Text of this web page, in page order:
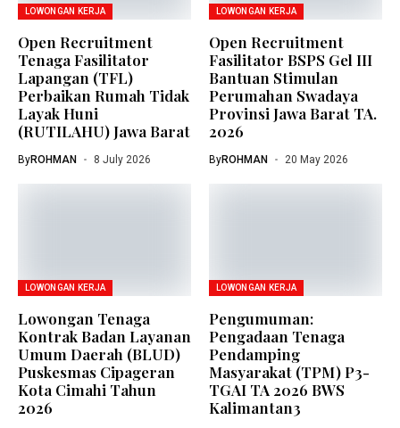
LOWONGAN KERJA
Open Recruitment
Tenaga Fasilitator
Lapangan (TFL)
Perbaikan Rumah Tidak
Layak Huni
(RUTILAHU) Jawa Barat
ByROHMAN 8 July 2026
LOWONGAN KERJA
Open Recruitment
Fasilitator BSPS Gel III
Bantuan Stimulan
Perumahan Swadaya
Provinsi Jawa Barat TA.
2026
ByROHMAN 20 May 2026
LOWONGAN KERJA
Lowongan Tenaga
Kontrak Badan Layanan
Umum Daerah (BLUD)
Puskesmas Cipageran
Kota Cimahi Tahun
2026
LOWONGAN KERJA
Pengumuman:
Pengadaan Tenaga
Pendamping
Masyarakat (TPM) P3-
TGAI TA 2026 BWS
Kalimantan3